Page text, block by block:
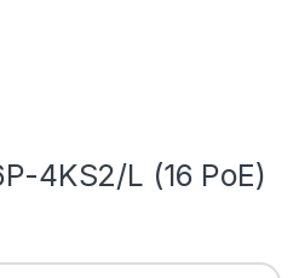
4KS2/L (16 PoE)